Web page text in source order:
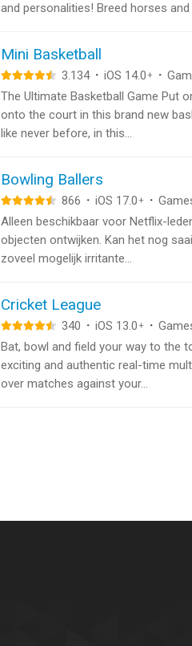
and personalities! Breed horses and
Mini Basketball
3.134 · iOS 14.0 + ·
The Ultimate Basketball Game Put
onto the court in this brand new
like never before, in this...
Bowling Ballers
866 · iOS 17.0 + ·
Alleen beschikbaar voor Netflix-
objecten ontwijken. Kan het nog
zoveel mogelijk irritante...
Cricket League
340 · iOS 13.0 + ·
Bat, bowl and field your way to the
exciting and authentic real-time
over matches against your...